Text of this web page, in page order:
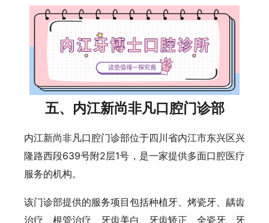
五、内江新尚非凡口腔门诊部
内江新尚非凡口腔门诊部位于四川省内江市东兴区兴
隆路西段639号附2层1号，是一家提供多面口腔医疗
服务的机构。
该门诊部提供的服务项目包括种植牙、烤瓷牙、龋齿
治疗、根管治疗、牙齿美白、牙齿矫正、全瓷牙、牙